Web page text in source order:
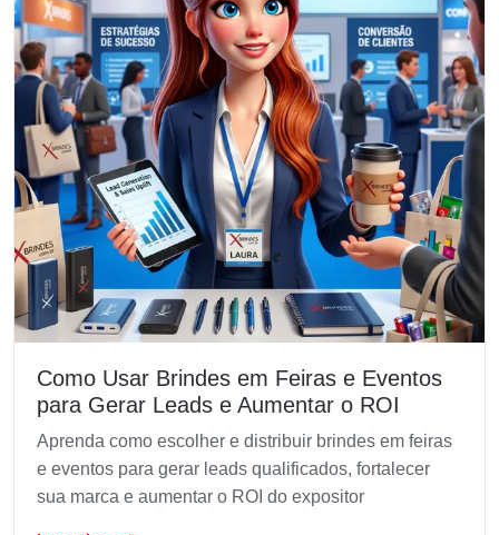
Como Usar Brindes em Feiras e Eventos
para Gerar Leads e Aumentar o ROI
Aprenda como escolher e distribuir brindes em feiras
e eventos para gerar leads qualificados, fortalecer
sua marca e aumentar o ROI do expositor